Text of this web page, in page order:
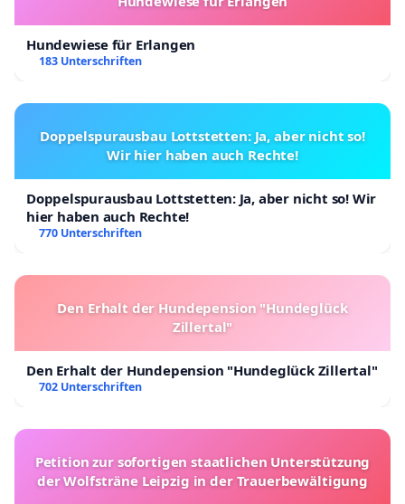
Hundewiese für Erlangen
183 Unterschriften
Doppelspurausbau Lottstetten: Ja, aber nicht so!
Wir hier haben auch Rechte!
Doppelspurausbau Lottstetten: Ja, aber nicht so! Wir
hier haben auch Rechte!
770 Unterschriften
Den Erhalt der Hundepension "Hundeglück
Zillertal"
Den Erhalt der Hundepension "Hundeglück Zillertal"
702 Unterschriften
Petition zur sofortigen staatlichen Unterstützung
der Wolfsträne Leipzig in der Trauerbewältigung